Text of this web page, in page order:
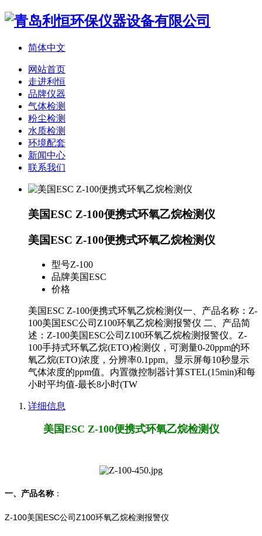
简体中文
网站首页
走进利恒
品牌仪器
气体检测
粉尘检测
水质检测
环境配套
新闻中心
联系我们
美国ESC Z-100便携式环氧乙烷检测仪
美国ESC Z-100便携式环氧乙烷检测仪
型号Z-100
品牌美国ESC
价格
美国ESC Z-100便携式环氧乙烷检测仪一、产品名称：Z-
100美国ESC公司Z100环氧乙烷检测报警仪 二、产品简
述：Z-100美国ESC公司Z100环氧乙烷检测报警仪。Z-
100手持式环氧乙烷(ETO)检测仪，可测量0-20ppm的环
氧乙烷(ETO)浓度，分辨率0.1ppm。显示屏每10秒显示
气体浓度的ppm值。内置微控制器计算STEL(15min)和每
小时平均值-最长8小时(TW
详细信息
美国ESC Z-100便携式环氧乙烷检测仪
一、产品名称 ：
Z-100美国ESC公司Z100环氧乙烷检测报警仪